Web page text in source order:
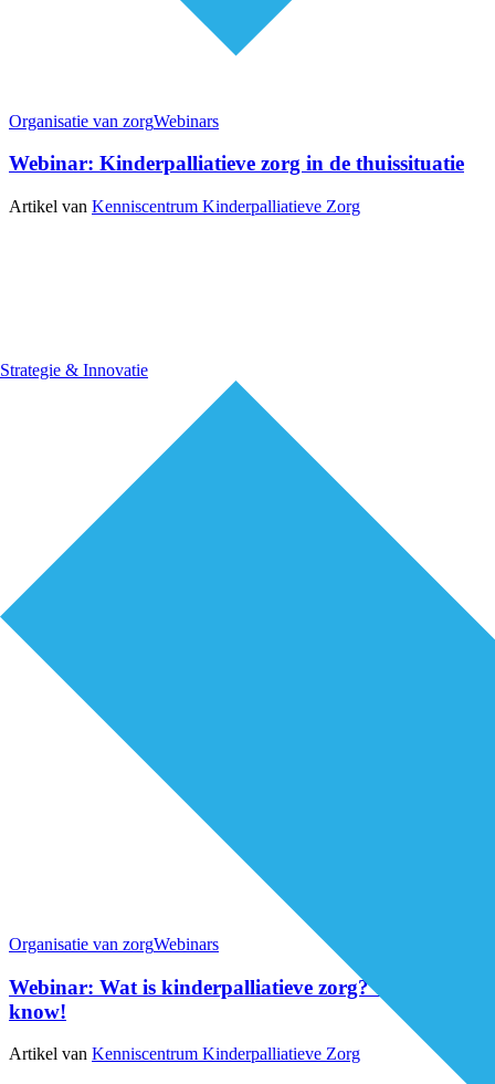
Strategie & Innovatie
Organisatie van zorgWebinars
Webinar: Kinderpalliatieve zorg in de thuissituatie
Artikel van Kenniscentrum Kinderpalliatieve Zorg
Organisatie van zorgWebinars
Webinar: Wat is kinderpalliatieve zorg? Good to
know!
Artikel van Kenniscentrum Kinderpalliatieve Zorg